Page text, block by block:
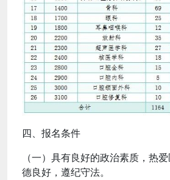
四、报名条件
（一）具有良好的政治素质，热
德良好，遵纪守法。